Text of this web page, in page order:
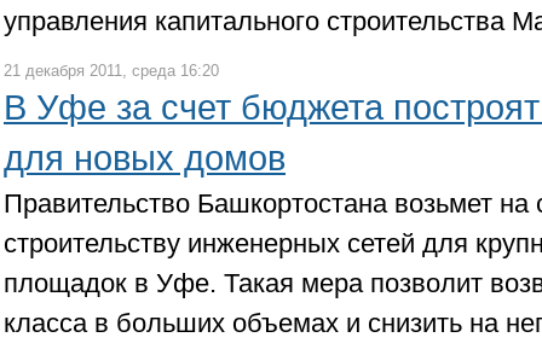
управления капитального строительства
21 декабря 2011, среда 16:20
В Уфе за счет бюджета
для новых домов
Правительство Башкортостана возьмет
строительству инженерных сетей для
площадок в Уфе. Такая мера позволит
класса в больших объемах и снизить на